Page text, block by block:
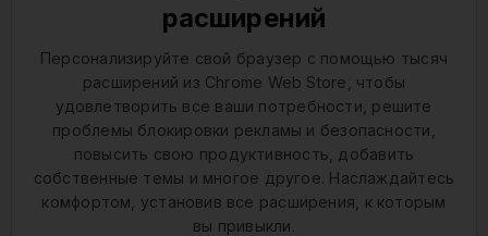
расширений
Персонализируйте свой браузер с помощью тысяч
расширений из Chrome Web Store, чтобы
удовлетворить все ваши потребности, решите
проблемы блокировки рекламы и безопасности,
повысить свою продуктивность, добавить
собственные темы и многое другое. Наслаждайтесь
комфортом, установив все расширения, к которым
вы привыкли.